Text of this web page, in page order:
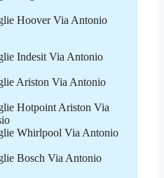
Hoover Via Antonio
Indesit Via Antonio
Ariston Via Antonio
Hotpoint Ariston Via
Whirlpool Via Antonio
Bosch Via Antonio